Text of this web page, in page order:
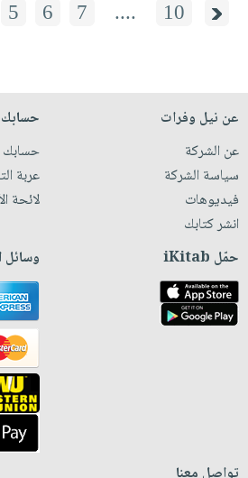
5 6 7 .... 10
عن نيل وفرات
عن الشركة
سياسة الشركة
فيديوهات
انشر كتابك
حسابك
حسابك
عربة
لائحة
حمّل iKitab وسائل